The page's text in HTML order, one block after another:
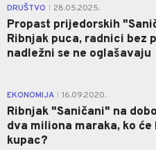
DRUŠTVO 28.05.2025.
Propast prijedorskih
Ribnjak puca, radnici bez
nadležni se ne oglašavaju
EKONOMIJA 16.09.2020.
Ribnjak "Saničani" na
dva miliona maraka, ko će
kupac?